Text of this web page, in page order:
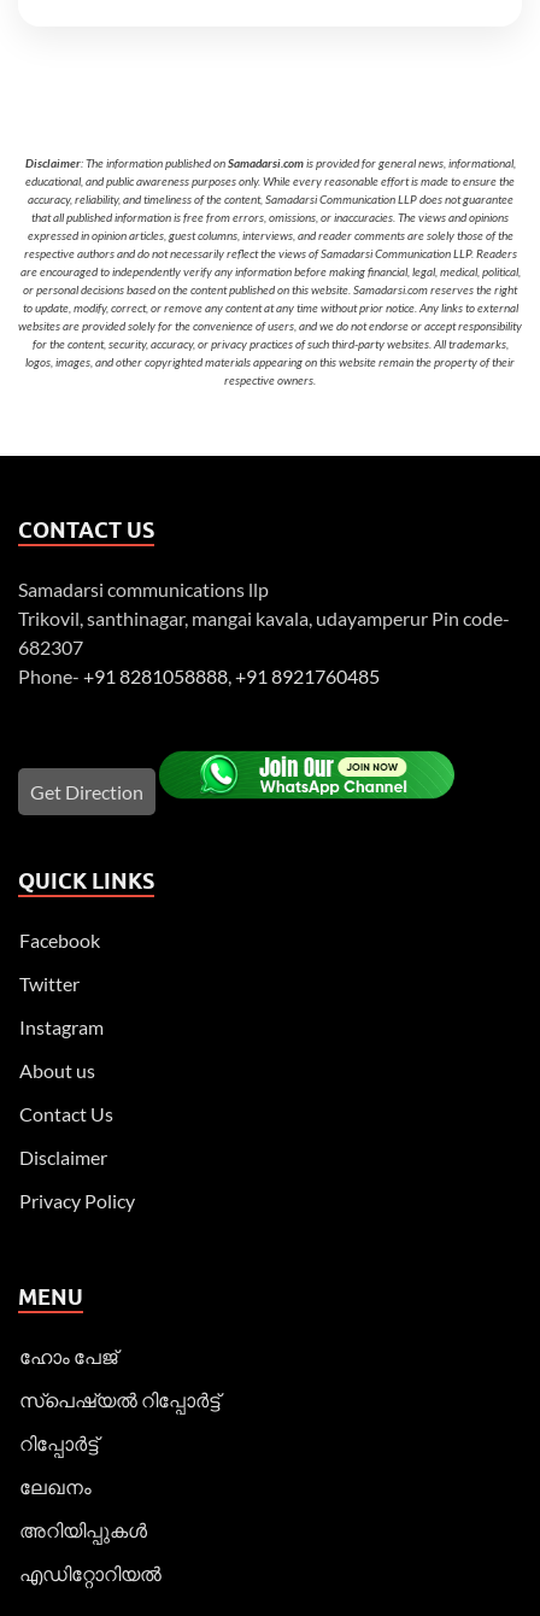
Disclaimer: The information published onSamadarsi.comis provided for general news, informational,
educational, and public awareness purposes only. While every reasonable effort is made to ensure the
accuracy, reliability, and timeliness of the content, Samadarsi Communication LLP does not guarantee
that all published information is free from errors, omissions, or inaccuracies. The views and opinions
expressed in opinion articles, guest columns, interviews, and reader comments are solely those of the
respective authors and do not necessarily reflect the views of Samadarsi Communication LLP. Readers
are encouraged to independently verify any information before making financial, legal, medical, political,
or personal decisions based on the content published on this website. Samadarsi.com reserves the right
to update, modify, correct, or remove any content at any time without prior notice. Any links to external
websites are provided solely for the convenience of users, and we do not endorse or accept responsibility
for the content, security, accuracy, or privacy practices of such third-party websites. All trademarks,
logos, images, and other copyrighted materials appearing on this website remain the property of their
respective owners.
CONTACT US
Samadarsi communications llp
Trikovil, santhinagar, mangai kavala, udayamperur Pin code-
682307
Phone- +91 8281058888 +91 8921760485
Get Direction
QUICK LINKS
Facebook
Twitter
Instagram
About us
Contact Us
Disclaimer
Privacy Policy
MENU
ഹോം പേജ്
സ്പെഷ്യൽ റിപ്പോര്‍ട്ട്
റിപ്പോര്‍ട്ട്
ലേഖനം
അറിയിപ്പുകള്‍
എഡിറ്റോറിയല്‍